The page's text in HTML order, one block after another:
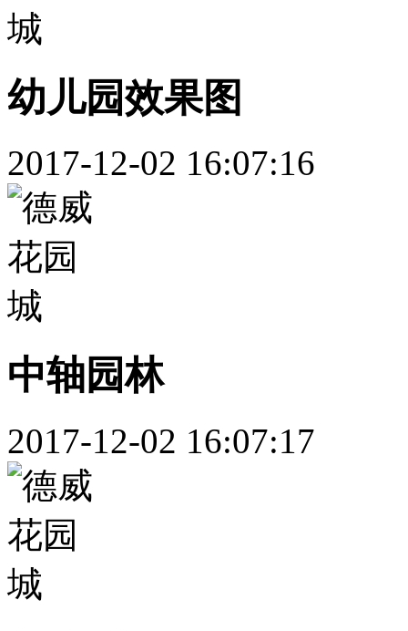
幼儿园效果图
2017-12-02 16:07:16
中轴园林
2017-12-02 16:07:17